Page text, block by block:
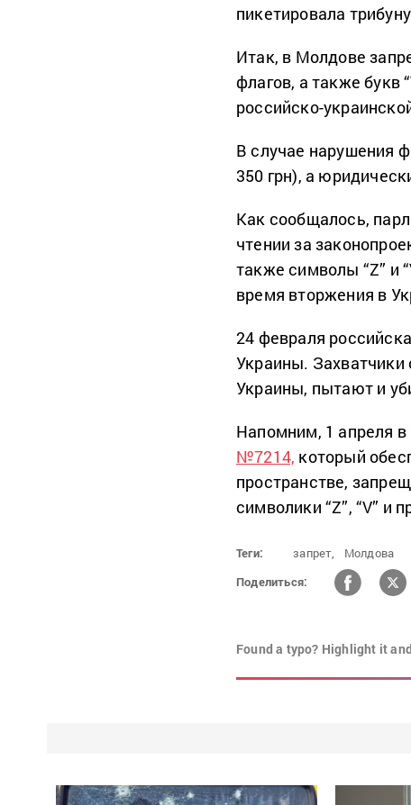
пикетировала
Итак, в Молдове
флагов, а также букв
российско-
В случае нарушения
350 грн), а
Как сообщалось,
чтении за
также символы “Z” и
время вторжения в
24 февраля
Украины.
Украины, пытают и
Напомним, 1 апреля
№7214, который
пространстве,
символики “Z”, “V” и
Теги: запрет,
Молдова
Поделиться:
Found a typo? Highlight it